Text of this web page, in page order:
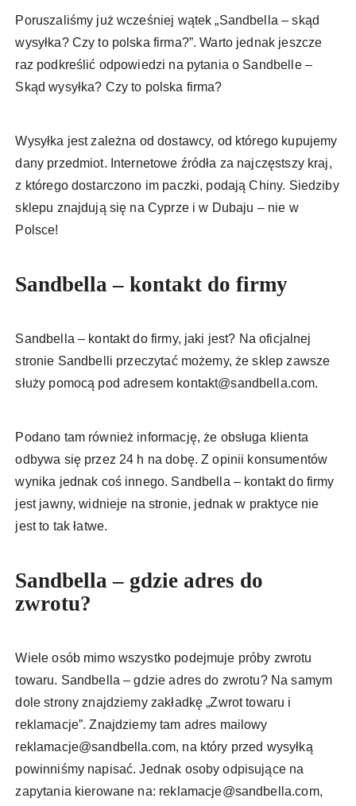
Poruszaliśmy już wcześniej wątek „Sandbella – skąd
wysyłka? Czy to polska firma?”. Warto jednak jeszcze
raz podkreślić odpowiedzi na pytania o Sandbelle –
Skąd wysyłka? Czy to polska firma?
Wysyłka jest zależna od dostawcy, od którego kupujemy
dany przedmiot. Internetowe źródła za najczęstszy kraj,
z którego dostarczono im paczki, podają Chiny. Siedziby
sklepu znajdują się na Cyprze i w Dubaju – nie w
Polsce!
Sandbella – kontakt do firmy
Sandbella – kontakt do firmy, jaki jest? Na oficjalnej
stronie Sandbelli przeczytać możemy, że sklep zawsze
służy pomocą pod adresem kontakt@sandbella.com.
Podano tam również informację, że obsługa klienta
odbywa się przez 24 h na dobę. Z opinii konsumentów
wynika jednak coś innego. Sandbella – kontakt do firmy
jest jawny, widnieje na stronie, jednak w praktyce nie
jest to tak łatwe.
Sandbella – gdzie adres do
zwrotu?
Wiele osób mimo wszystko podejmuje próby zwrotu
towaru. Sandbella – gdzie adres do zwrotu? Na samym
dole strony znajdziemy zakładkę „Zwrot towaru i
reklamacje”. Znajdziemy tam adres mailowy
reklamacje@sandbella.com, na który przed wysyłką
powinniśmy napisać. Jednak osoby odpisujące na
zapytania kierowane na: reklamacje@sandbella.com,